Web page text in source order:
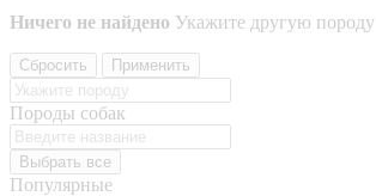
Ничего не найдено Укажите другую породу
Сбросить Применить
Породы собак
Выбрать все
Популярные